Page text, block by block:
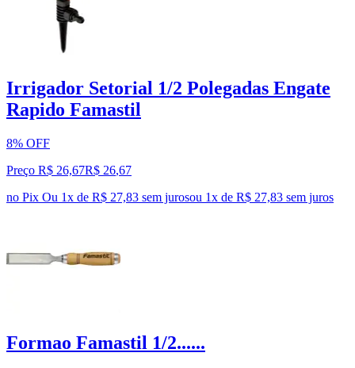
Irrigador Setorial 1/2 Polegadas Engate
Rapido Famastil
8% OFF
Preço R$ 26,67R$ 26,67
no Pix Ou 1x de R$ 27,83 sem jurosou 1x de R$ 27,83 sem juros
Formao Famastil 1/2......